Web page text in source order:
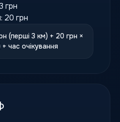
грн
20 грн
(перші 3 км) + 20 грн ×
час очікування